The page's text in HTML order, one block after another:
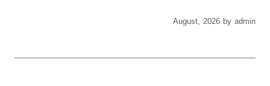
August, 2026 by admin